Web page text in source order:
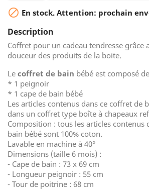
 En stock. Attention: prochain
Description
Coffret pour un cadeau tendresse grâce
douceur des produits de la boite.
Le coffret de bain bébé est composé
* 1 peignoir
* 1 cape de bain bébé
Les articles contenus dans ce coffret de
dans un coffret type boîte à chapeaux
Composition : tous les articles contenus
bain bébé sont 100% coton.
Lavable en machine à 40°
Dimensions (taille 6 mois) :
- Cape de bain : 73 x 69 cm
- Longueur peignoir : 55 cm
- Tour de poitrine : 68 cm